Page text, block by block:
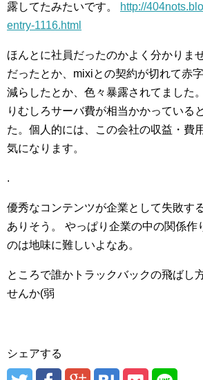
露してたみたいです。
http://
entry-1116.html
ほんとに社員だったのかよく分かりま
だったとか、mixiとの契約が切れて赤
減らしたとか、色々暴露されてました
りむしろサーバ費が相当かかっている
た。個人的には、この会社の収益・費
気になります。
.
優秀なコンテンツが企業として失敗す
ありそう。
やっぱり企業の中の関係作
のは地味に難しいよなあ。
ところで誰かトラックバックの飛ばし
せんか(弱
シェアする